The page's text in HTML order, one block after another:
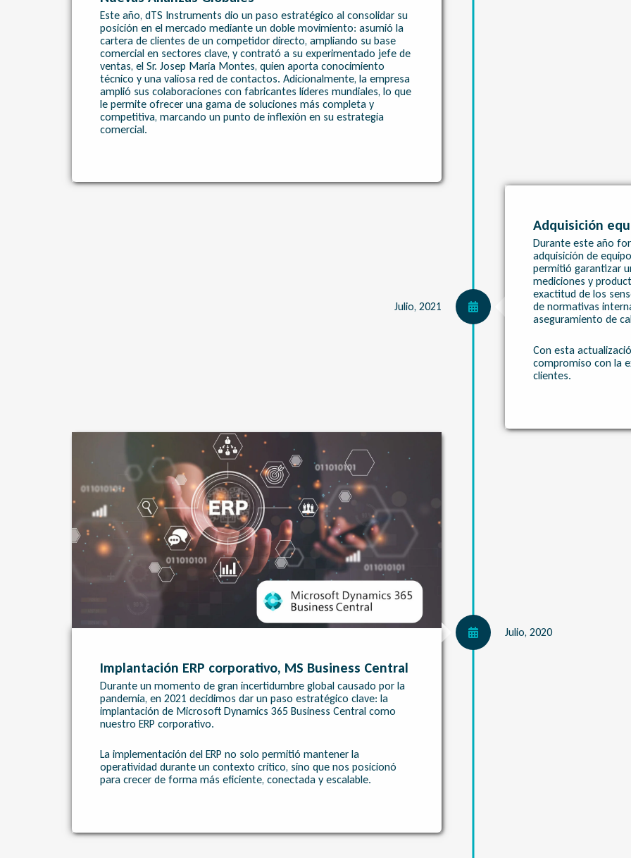
Este año, dTS Instruments dio un paso estratégico al consolidar su
posición en el mercado mediante un doble movimiento: asumió la
cartera de clientes de un competidor directo, ampliando su base
comercial en sectores clave, y contrató a su experimentado jefe de
ventas, el Sr. Josep Maria Montes, quien aporta conocimiento
técnico y una valiosa red de contactos. Adicionalmente, la empresa
amplió sus colaboraciones con fabricantes líderes mundiales, lo que
le permite ofrecer una gama de soluciones más completa y
competitiva, marcando un punto de inflexión en su estrategia
comercial.
Adquisición
Durante este año
adquisición de
permitió garantizar
mediciones y
exactitud de los
de normativas
aseguramiento de
Con esta
compromiso con la
clientes.
Julio, 2021
Implantación ERP corporativo, MS Business Central
Durante un momento de gran incertidumbre global causado por la
pandemia, en 2021 decidimos dar un paso estratégico clave: la
implantación de Microsoft Dynamics 365 Business Central como
nuestro ERP corporativo.
La implementación del ERP no solo permitió mantener la
operatividad durante un contexto crítico, sino que nos posicionó
para crecer de forma más eficiente, conectada y escalable.
Julio, 2020